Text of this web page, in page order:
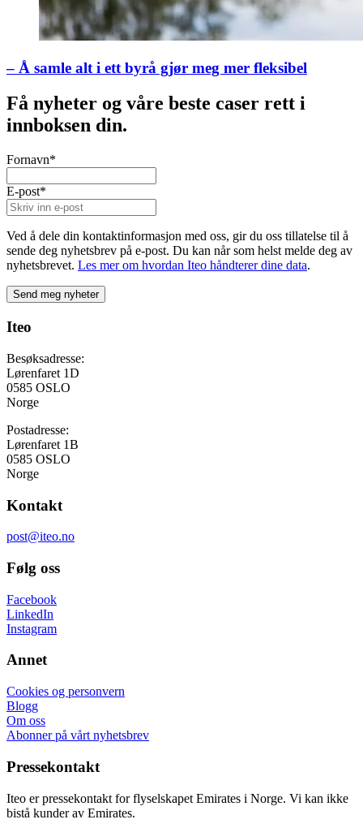
– Å samle alt i ett byrå gjør meg mer fleksibel
Få nyheter og våre beste caser rett i
innboksen din.
Fornavn*
E-post*
Ved å dele din kontaktinformasjon med oss, gir du oss tillatelse til å
sende deg nyhetsbrev på e-post. Du kan når som helst melde deg av
nyhetsbrevet. Les mer om hvordan Iteo håndterer dine data.
Iteo
Besøksadresse:
Lørenfaret 1D
0585 OSLO
Norge
Postadresse:
Lørenfaret 1B
0585 OSLO
Norge
Kontakt
post@iteo.no
Følg oss
Facebook
LinkedIn
Instagram
Annet
Cookies og personvern
Blogg
Om oss
Abonner på vårt nyhetsbrev
Pressekontakt
Iteo er pressekontakt for flyselskapet Emirates i Norge. Vi kan ikke
bistå kunder av Emirates.